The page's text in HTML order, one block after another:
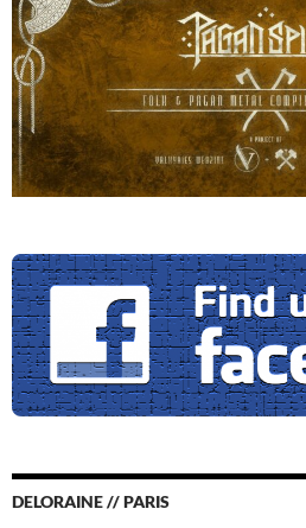
DELORAINE // PARIS